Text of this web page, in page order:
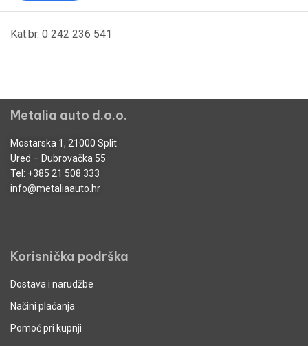
Kat.br. 0 242 236 541
Metalia auto d.o.o.
Mostarska 1, 21000 Split
Ured – Dubrovačka 55
Tel: +385 21 508 333
info@metaliaauto.hr
Korisnička podrška
Dostava i narudžbe
Načini plaćanja
Pomoć pri kupnji